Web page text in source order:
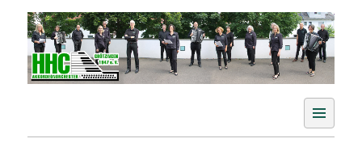
content
Grötzingen e. V.